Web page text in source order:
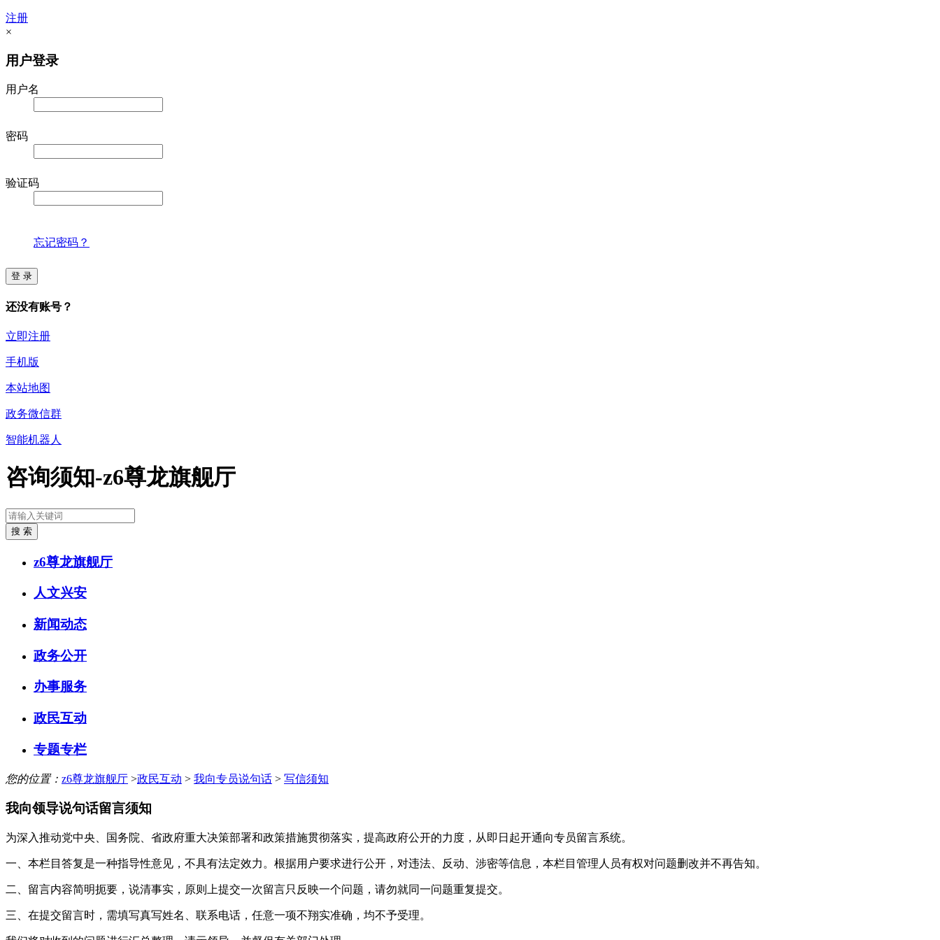
注册
×
用户登录
用户名
密码
验证码
忘记密码？
登 录
还没有账号？
立即注册
手机版
本站地图
政务微信群
智能机器人
咨询须知-z6尊龙旗舰厅
z6尊龙旗舰厅
人文兴安
新闻动态
政务公开
办事服务
政民互动
专题专栏
您的位置： z6尊龙旗舰厅 >政民互动 > 我向专员说句话 > 写信须知
我向领导说句话留言须知
为深入推动党中央、国务院、省政府重大决策部署和政策措施贯彻落实，提高政府公开的力度，从即日起开通向专员留言系统。
一、本栏目答复是一种指导性意见，不具有法定效力。根据用户要求进行公开，对违法、反动、涉密等信息，本栏目管理人员有权对问题删改并不再告知。
二、留言内容简明扼要，说清事实，原则上提交一次留言只反映一个问题，请勿就同一问题重复提交。
三、在提交留言时，需填写真写姓名、联系电话，任意一项不翔实准确，均不予受理。